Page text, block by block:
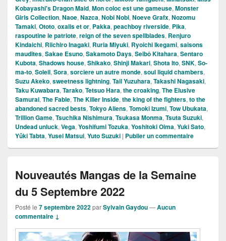
Kobayashi's Dragon Maid, Mon coloc est une gameuse, Monster
Girls Collection, Naoe, Nazca, Nobi Nobi, Noeve Grafx, Nozomu
Tamaki, Ototo, oxalis et or, Pakka, peachboy riverside, Pika,
raspoutine le patriote, reign of the seven spellblades, Renjuro
Kindaichi, Riichiro Inagaki, Ruria Miyuki, Ryoichi Ikegami, saisons
maudites, Sakae Esuno, Sakamoto Days, Seibô Kitahara, Sentaro
Kubota, Shadows house, Shikako, Shinji Makari, Shota Ito, SNK, So-
ma-to, Soleil, Sora, sorciere un autre monde, soul liquid chambers,
Suzu Akeko, sweetness lightning, Tail Yuzuhara, Takashi Nagasaki,
Taku Kuwabara, Tarako, Tetsuo Hara, the croaking, The Elusive
Samurai, The Fable, The Killer Inside, the king of the fighters, to the
abandoned sacred bests, Tokyo Aliens, Tomoki Izumi, Tow Ubukata,
Trillion Game, Tsuchika Nishimura, Tsukasa Monma, Tsuta Suzuki,
Undead unluck, Vega, Yoshifumi Tozuka, Yoshitoki Oima, Yuki Sato,
Yûki Tabta, Yusei Matsui, Yuto Suzuki | Publier un commentaire
Nouveautés Mangas de la Semaine
du 5 Septembre 2022
Posté le 7 septembre 2022parSylvain Gaydou—Aucun
commentaire ↓